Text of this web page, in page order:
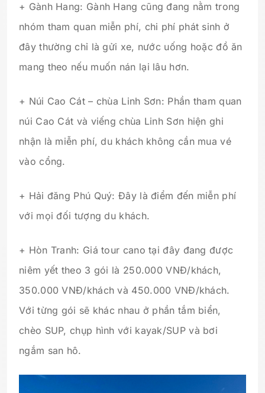
+ Gành Hang: Gành Hang cũng đang nằm trong
nhóm tham quan miễn phí, chi phí phát sinh ở
đây thường chỉ là gửi xe, nước uống hoặc đồ ăn
mang theo nếu muốn nán lại lâu hơn.
+ Núi Cao Cát – chùa Linh Sơn: Phần tham quan
núi Cao Cát và viếng chùa Linh Sơn hiện ghi
nhận là miễn phí, du khách không cần mua vé
vào cổng.
+ Hải đăng Phú Quý: Đây là điểm đến miễn phí
với mọi đối tượng du khách.
+ Hòn Tranh: Giá tour cano tại đây đang được
niêm yết theo 3 gói là 250.000 VNĐ/khách,
350.000 VNĐ/khách và 450.000 VNĐ/khách.
Với từng gói sẽ khác nhau ở phần tắm biển,
chèo SUP, chụp hình với kayak/SUP và bơi
ngắm san hô.